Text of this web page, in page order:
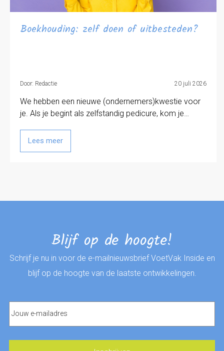
Boekhouding: zelf doen of uitbesteden?
Door: Redactie 20 juli 2026
We hebben een nieuwe (ondernemers)kwestie voor
je. Als je begint als zelfstandig pedicure, kom je…
Lees meer
Blijf op de hoogte!
Schrijf je nu in voor de e-mailnieuwsbrief VoetVak Inside en
blijf op de hoogte van de laatste ontwikkelingen.